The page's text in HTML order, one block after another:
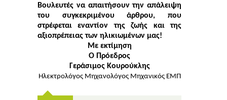
Βουλευτές να απαιτήσουν την απάλειψη
του συγκεκριμένου άρθρου, που
στρέφεται εναντίον της ζωής και της
αξιοπρέπειας των ηλικιωμένων μας!
Με εκτίμηση
Ο Πρόεδρος
Γεράσιμος Κουρούκλης
Ηλεκτρολόγος Μηχανολόγος Μηχανικός ΕΜΠ